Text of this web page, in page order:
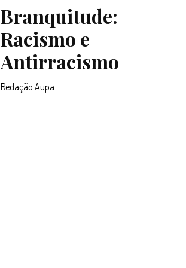
Branquitude:
Racismo e
Antirracismo
Redação Aupa